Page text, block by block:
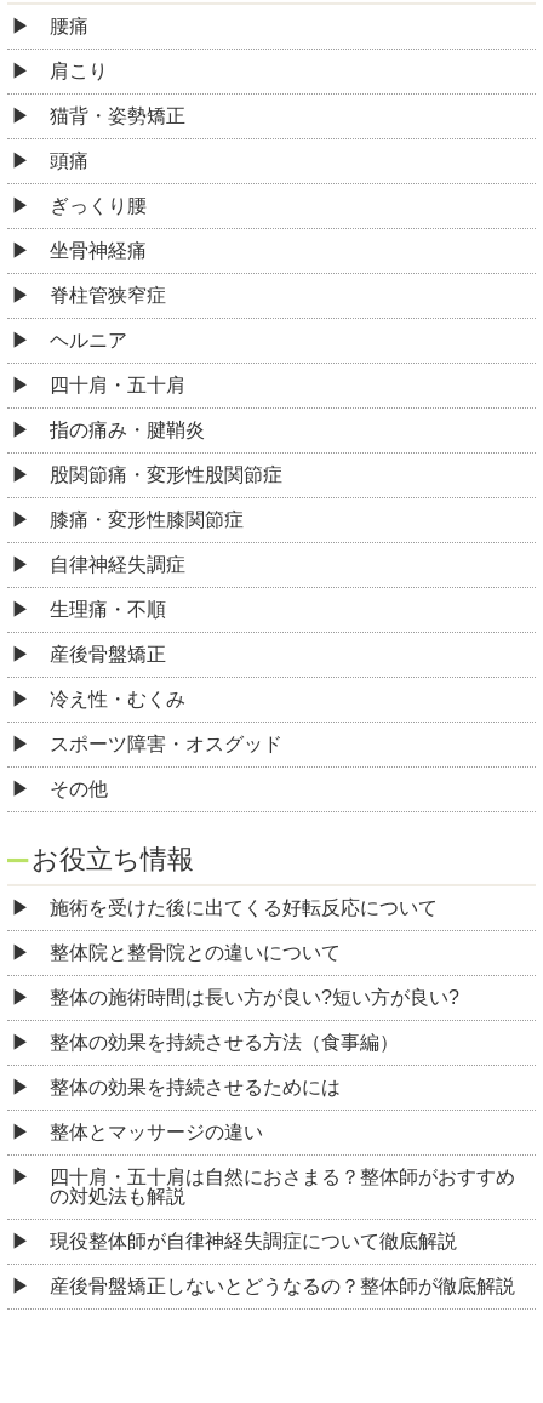
腰痛
肩こり
猫背・姿勢矯正
頭痛
ぎっくり腰
坐骨神経痛
脊柱管狭窄症
ヘルニア
四十肩・五十肩
指の痛み・腱鞘炎
股関節痛・変形性股関節症
膝痛・変形性膝関節症
自律神経失調症
生理痛・不順
産後骨盤矯正
冷え性・むくみ
スポーツ障害・オスグッド
その他
お役立ち情報
施術を受けた後に出てくる好転反応について
整体院と整骨院との違いについて
整体の施術時間は長い方が良い?短い方が良い?
整体の効果を持続させる方法（食事編）
整体の効果を持続させるためには
整体とマッサージの違い
四十肩・五十肩は自然におさまる？整体師がおすすめ
の対処法も解説
現役整体師が自律神経失調症について徹底解説
産後骨盤矯正しないとどうなるの？整体師が徹底解説